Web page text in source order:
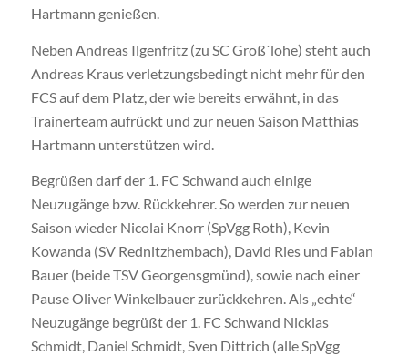
Hartmann genießen.
Neben Andreas Ilgenfritz (zu SC Groß`lohe) steht auch
Andreas Kraus verletzungsbedingt nicht mehr für den
FCS auf dem Platz, der wie bereits erwähnt, in das
Trainerteam aufrückt und zur neuen Saison Matthias
Hartmann unterstützen wird.
Begrüßen darf der 1. FC Schwand auch einige
Neuzugänge bzw. Rückkehrer. So werden zur neuen
Saison wieder Nicolai Knorr (SpVgg Roth), Kevin
Kowanda (SV Rednitzhembach), David Ries und Fabian
Bauer (beide TSV Georgensgmünd), sowie nach einer
Pause Oliver Winkelbauer zurückkehren. Als „echte“
Neuzugänge begrüßt der 1. FC Schwand Nicklas
Schmidt, Daniel Schmidt, Sven Dittrich (alle SpVgg